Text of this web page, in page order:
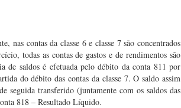
nas contas da classe 6 e classe 7 são concentrados
todas as contas de gastos e de rendimentos são
de saldos é efetuada pelo débito da conta 811 por
do débito das contas da classe 7. O saldo assim
seguida transferido (juntamente com os saldos das
818 – Resultado Líquido.